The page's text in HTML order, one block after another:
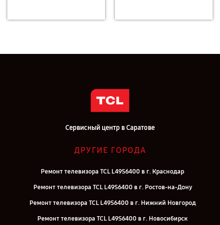
Сервисный центр в Саратове
ДРУГИЕ ГОРОДА
Ремонт телевизора TCL L49S6400 в г. Краснодар
Ремонт телевизора TCL L49S6400 в г. Ростов-на-Дону
Ремонт телевизора TCL L49S6400 в г. Нижний Новгород
Ремонт телевизора TCL L49S6400 в г. Новосибирск